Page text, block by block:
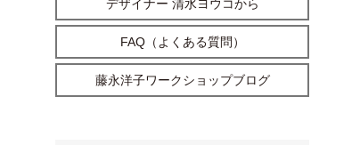
デザイナー 清水ヨウコから
FAQ（よくある質問）
藤永洋子ワークショップブログ